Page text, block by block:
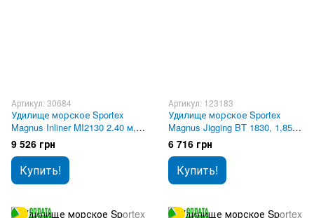
Артикул: 30684
Удилище морское Sportex
Magnus Inliner MI2130 2.40 м,
50lbs
9 526 грн
Купить!
Артикул: 123183
Удилище морское Sportex
Magnus Jigging BT 1830, 1,85
м, 150-250 гр
6 716 грн
Купить!